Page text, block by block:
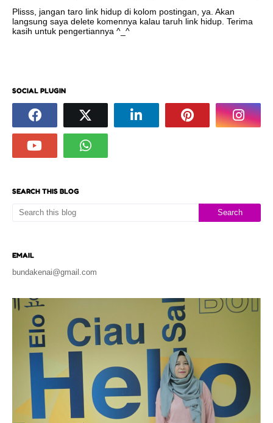
Plisss, jangan taro link hidup di kolom postingan, ya. Akan
langsung saya delete komennya kalau taruh link hidup. Terima
kasih untuk pengertiannya ^_^
SOCIAL PLUGIN
SEARCH THIS BLOG
EMAIL
bundakenai@gmail.com